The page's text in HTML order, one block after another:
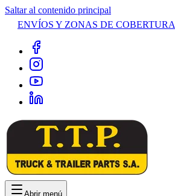
Saltar al contenido principal
ENVÍOS Y ZONAS DE COBERTURA
Abrir menú